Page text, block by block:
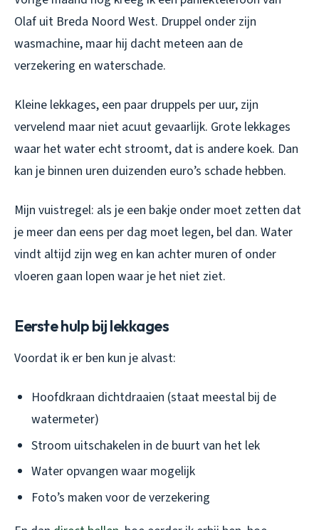
Olaf uit Breda Noord West. Druppel onder zijn
wasmachine, maar hij dacht meteen aan de
verzekering en waterschade.
Kleine lekkages, een paar druppels per uur, zijn
vervelend maar niet acuut gevaarlijk. Grote lekkages
waar het water echt stroomt, dat is andere koek. Dan
kan je binnen uren duizenden euro’s schade hebben.
Mijn vuistregel: als je een bakje onder moet zetten dat
je meer dan eens per dag moet legen, bel dan. Water
vindt altijd zijn weg en kan achter muren of onder
vloeren gaan lopen waar je het niet ziet.
Eerste hulp bij lekkages
Voordat ik er ben kun je alvast:
Hoofdkraan dichtdraaien (staat meestal bij de
watermeter)
Stroom uitschakelen in de buurt van het lek
Water opvangen waar mogelijk
Foto’s maken voor de verzekering